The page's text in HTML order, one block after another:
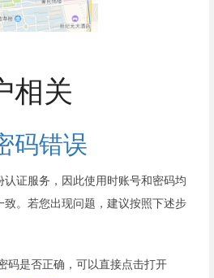
相关
码错误
证服务，因此使用时账号和密码均
。若您出现问题，建议按照下述步
码是否正确，可以直接点击打开